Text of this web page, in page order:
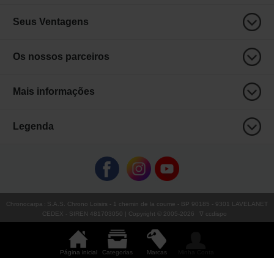
Página inicial Categorias Marcas
Seus Ventagens
Os nossos parceiros
Mais informações
Legenda
Chronocarpa : S.A.S. Chrono Loisirs - 1 chemin de la coume - BP 90185 - 9301 LAVELANET
CEDEX - SIREN 481703050 | Copyright © 2005-2026 ∇ ccdispo